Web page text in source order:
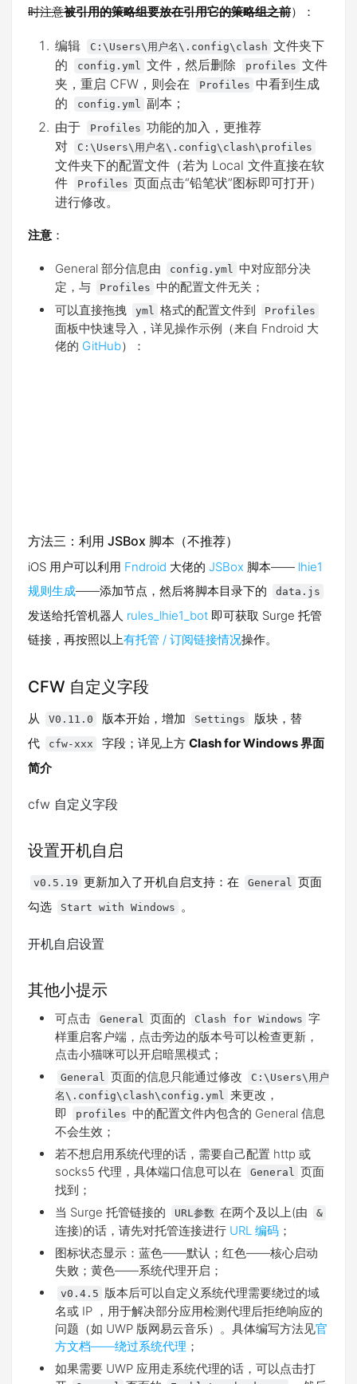
时注意被引用的策略组要放在引用它的策略组之前）：
编辑 C:\Users\用户名\.config\clash 文件夹下
的
config.yml 文件，然后删除 profiles 文件
夹，重启 CFW，则会在
Profiles 中看到生成
的
config.yml
副本；
由于
Profiles 功能的加入，更推荐
对
C:\Users\用户名\.config\clash\profiles
文件夹下的配置文件（若为 Local 文件直接在软
件
Profiles 页面点击“铅笔状”图标即可打开）
进行修改。
注意 ：
General 部分信息由 config.yml
中对应部分决
定，与
Profiles 中的配置文件无关；
可以直接拖拽
yml 格式的配置文件到 Profiles
面板中快速导入，详见操作示例（来自 Fndroid 大
佬的 GitHub）：
方法三：利用 JSBox 脚本（不推荐）
iOS 用户可以利用 Fndroid 大佬的 JSBox 脚本—— lhie1
规则生成——添加节点，然后将脚本目录下的 data.js
发送给托管机器人 rules_lhie1_bot 即可获取 Surge 托管
链接，再按照以上有托管 / 订阅链接情况操作。
CFW 自定义字段
从 V0.11.0 版本开始，增加 Settings
版块，替
代
cfw-xxx 字段；详见上方 Clash for Windows 界面
简介
cfw 自定义字段
设置开机自启
v0.5.19 更新加入了开机自启支持：在 General 页面
勾选
Start with Windows 。
开机自启设置
其他小提示
可点击 General 页面的 Clash for Windows 字
样重启客户端，点击旁边的版本号可以检查更新，
点击小猫咪可以开启暗黑模式；
General 页面的信息只能通过修改
C:\Users\用户
名\.config\clash\config.yml 来更改，
即
profiles 中的配置文件内包含的 General 信息
不会生效；
若不想启用系统代理的话，需要自己配置 http 或
socks5 代理，具体端口信息可以在
General 页面
找到；
当 Surge 托管链接的
URL参数 在两个及以上(由 &
连接)的话，请先对托管连接进行 URL 编码 ；
图标状态显示：蓝色——默认；红色——核心启动
失败；黄色——系统代理开启；
v0.4.5 版本后可以自定义系统代理需要绕过的域
名或 IP ，用于解决部分应用检测代理后拒绝响应的
问题（如 UWP 版网易云音乐）。具体编写方法见官
方文档——绕过系统代理 ；
如果需要 UWP 应用走系统代理的话，可以点击打